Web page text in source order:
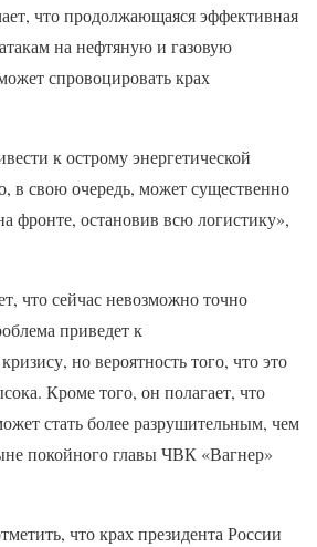
что продолжающаяся эффективная
на нефтяную и газовую
спровоцировать крах
к острому энергетической
в свою очередь, может существенно
фронте, остановив всю логистику»,
что сейчас невозможно точно
приведет к
но вероятность того, что это
Кроме того, он полагает, что
стать более разрушительным, чем
покойного главы ЧВК «Вагнер»
что крах президента России